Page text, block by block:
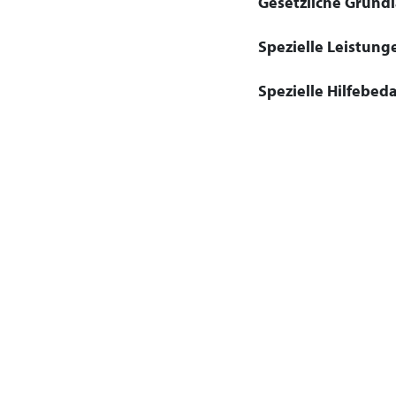
Spezielle
Spezielle